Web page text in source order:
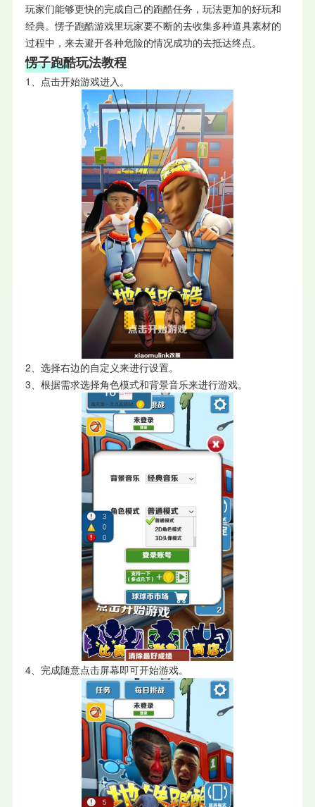
玩家们能够更快的完成自己的跑酷任务，玩法更加的好玩和
经典。愣子跑酷游戏里玩家要不断的去收集多种道具素材的
过程中，来去避开各种危险的情况成功的去抵达终点。
愣子跑酷玩法教程
1、点击开始游戏进入。
2、选择右边的自定义来进行设置。
3、根据需求选择角色模式和背景音乐来进行游戏。
4、完成随意点击屏幕即可开始游戏。